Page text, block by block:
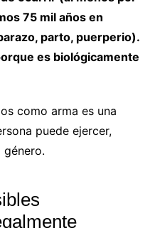
75 mil años en
parto, puerperio).
es biológicamente
como arma es una
puede ejercer,
género.